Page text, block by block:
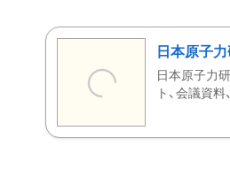
日本原子
日本原子力
ト、会議資